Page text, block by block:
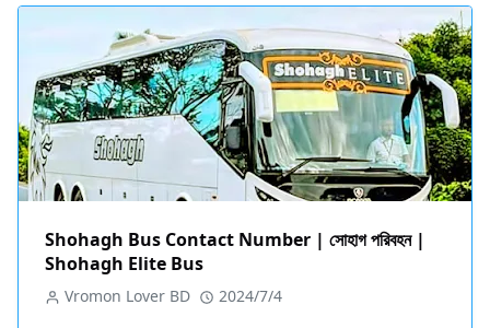
Shohagh Bus Contact Number | সোহাগ পরিবহন |
Shohagh Elite Bus
Vromon Lover BD 2024/7/4